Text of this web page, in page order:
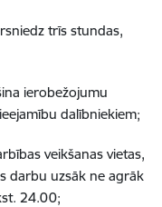
trīs stundas,
ierobežojumu
dalībniekiem;
veikšanas vietas,
darbu uzsāk ne agrāk
24.00;